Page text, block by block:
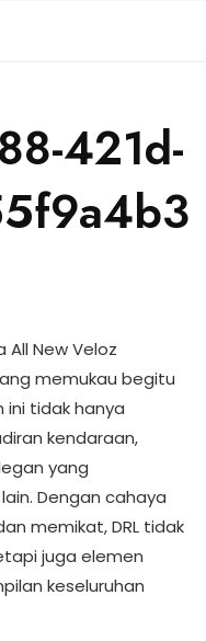
421d-
All New Veloz
memukau begitu
ini tidak hanya
kendaraan,
yang
Dengan cahaya
memikat, DRL tidak
juga elemen
keseluruhan